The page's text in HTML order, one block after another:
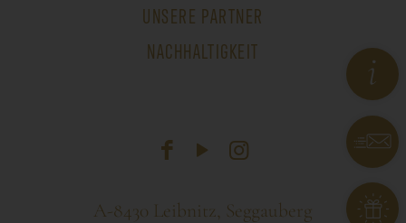
UNSERE PARTNER
NACHHALTIGKEIT
A-8430 Leibnitz, Seggauberg